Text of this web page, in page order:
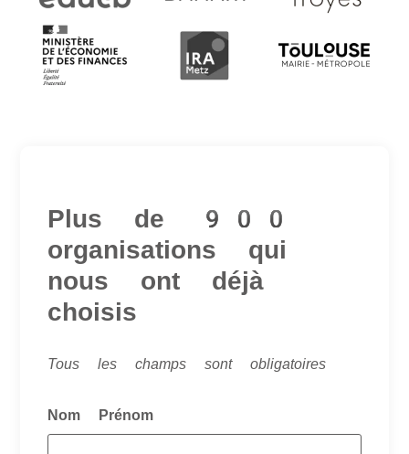
Plus de 900
organisations qui
nous ont déjà
choisis
Tous les champs sont obligatoires
Nom Prénom